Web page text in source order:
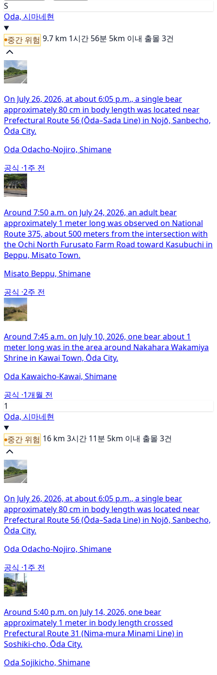
S
Oda, 시마네현
중간 위험 9.7 km 1시간 56분 5km 이내 출몰 3건
On July 26, 2026, at about 6:05 p.m., a single bear
approximately 80 cm in body length was located near
Prefectural Route 56 (Ōda–Sada Line) in Nojō, Sanbecho,
Ōda City.
Oda Odacho-Nojiro, Shimane
공식 ·1주 전
Around 7:50 a.m. on July 24, 2026, an adult bear
approximately 1 meter long was observed on National
Route 375, about 500 meters from the intersection with
the Ochi North Furusato Farm Road toward Kasubuchi in
Beppu, Misato Town.
Misato Beppu, Shimane
공식 ·2주 전
Around 7:45 a.m. on July 10, 2026, one bear about 1
meter long was in the area around Nakahara Wakamiya
Shrine in Kawai Town, Ōda City.
Oda Kawaicho-Kawai, Shimane
공식 ·1개월 전
1
Oda, 시마네현
중간 위험 16 km 3시간 11분 5km 이내 출몰 3건
On July 26, 2026, at about 6:05 p.m., a single bear
approximately 80 cm in body length was located near
Prefectural Route 56 (Ōda–Sada Line) in Nojō, Sanbecho,
Ōda City.
Oda Odacho-Nojiro, Shimane
공식 ·1주 전
Around 5:40 p.m. on July 14, 2026, one bear
approximately 1 meter in body length crossed
Prefectural Route 31 (Nima-mura Minami Line) in
Soshiki-cho, Ōda City.
Oda Sojikicho, Shimane